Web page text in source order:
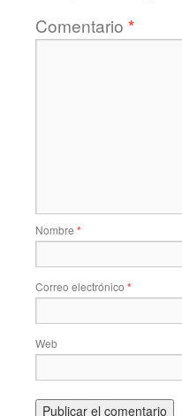
Comentario *
Nombre *
Correo electrónico *
Web